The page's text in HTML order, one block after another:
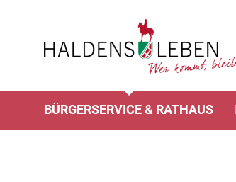
BÜRGERSERVICE & RATHAUS